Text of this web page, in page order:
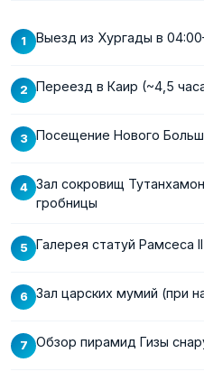
Выезд из Хургады в
Переезд в Каир (~4,5
Посещение Нового
Зал сокровищ
гробницы
Галерея статуй Рамсеса II
Зал царских мумий (при
Обзор пирамид Гизы